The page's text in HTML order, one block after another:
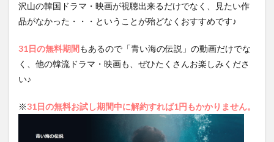
沢山の韓国ドラマ・映画が視聴出来るだけでなく、見たい作
品がなかった・・・ということが殆どなくおすすめです♪
31日の無料期間もあるので「青い海の伝説」の動画だけでな
く、他の韓流ドラマ・映画も、ぜひたくさんお楽しみくださ
い♪
※31日の無料お試し期間中に解約すれば1円もかかりません。